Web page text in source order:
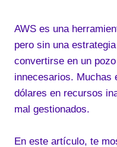
AWS es una
pero sin una
convertirse en un
innecesarios. Muchas
dólares en recursos
mal gestionados.
En este artículo, te